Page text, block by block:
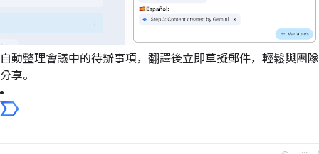
自動整理會議中的待辦事項，翻譯後立即草擬郵件，輕鬆與團隊
分享。